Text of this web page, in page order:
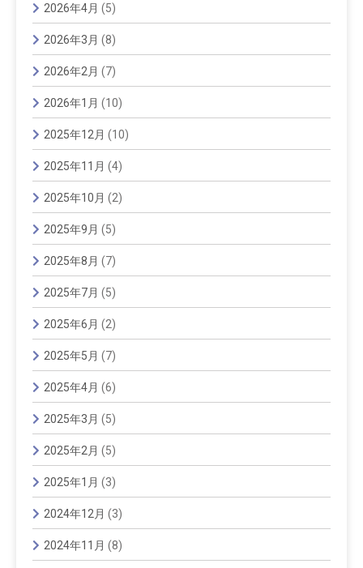
2026年4月 (5)
2026年3月 (8)
2026年2月 (7)
2026年1月 (10)
2025年12月 (10)
2025年11月 (4)
2025年10月 (2)
2025年9月 (5)
2025年8月 (7)
2025年7月 (5)
2025年6月 (2)
2025年5月 (7)
2025年4月 (6)
2025年3月 (5)
2025年2月 (5)
2025年1月 (3)
2024年12月 (3)
2024年11月 (8)